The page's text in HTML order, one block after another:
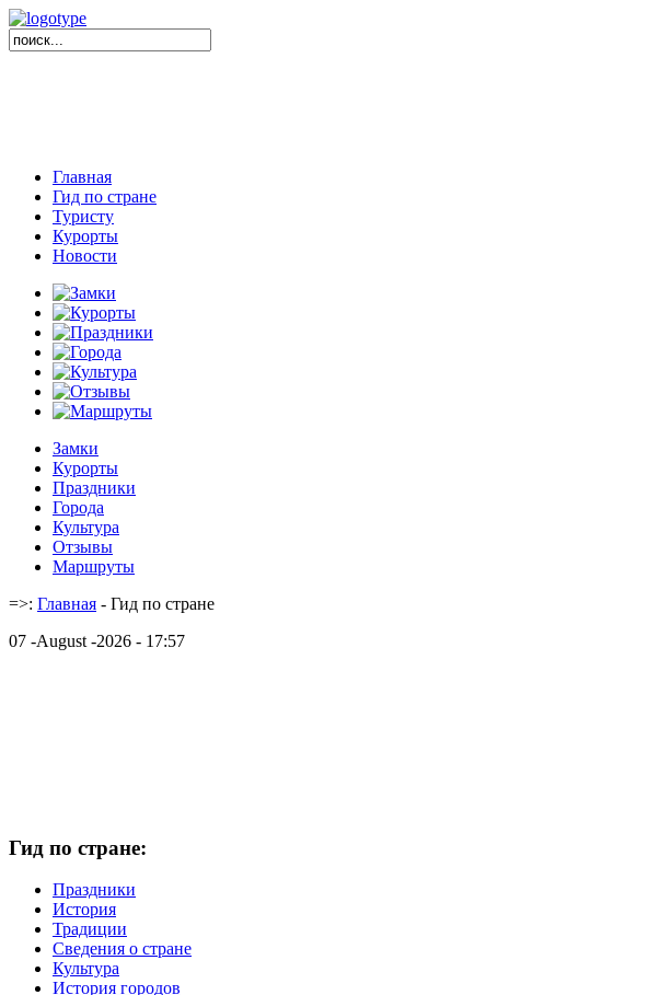
Главная
Гид по стране
Туристу
Курорты
Новости
Замки
Курорты
Праздники
Города
Культура
Отзывы
Маршруты
=>: Главная - Гид по стране
07 -August -2026 - 17:57
Гид по стране:
Праздники
История
Традиции
Cведения о стране
Культура
История городов